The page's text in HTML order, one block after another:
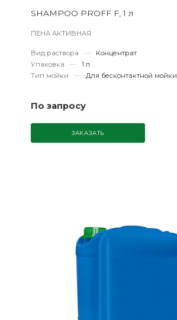
SHAMPOO PROFF F, 1 л
ПЕНА АКТИВНАЯ.
Вид раствора —
Концентрат
Упаковка
—
1 л
Тип мойки
— Для бесконтактной мойки
По запросу
ЗАКАЗАТЬ